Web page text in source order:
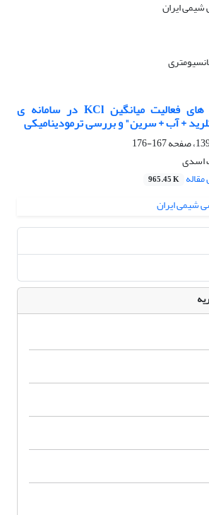
اندازه گیری ضریب های فعالیت میانگین KCl در سامانه ی
+ آب + سرین" و بررسی ترمودینامیکی
167-176
اسدی
965.45 K